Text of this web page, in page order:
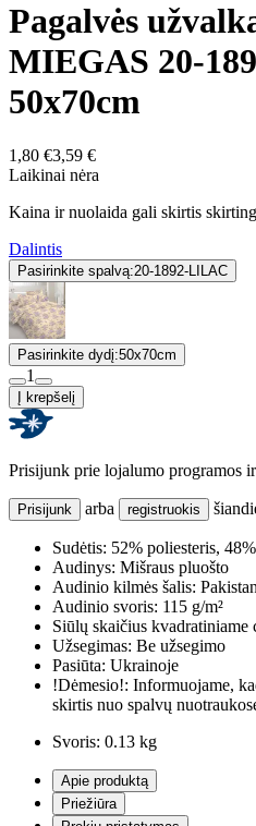
Pagalvės
MIEGAS 20-
50x70cm
1,80 €3,59 €
Laikinai nėra
Kaina ir nuolaida gali skirtis
Dalintis
Pasirinkite spalvą:20-1892-LILAC
Pasirinkite dydį:50x70cm
1
Į krepšelį
Prisijunk prie lojalumo programos
Prisijunk arba registruokis
Sudėtis: 52% poliesteris,
Audinys: Mišraus pluošto
Audinio kilmės šalis:
Audinio svoris: 115 g/m²
Siūlų skaičius kvadratiniame
Užsegimas: Be užsegimo
Pasiūta: Ukrainoje
!Dėmesio!: Informuojame,
skirtis nuo spalvų
Svoris: 0.13 kg
Apie produktą
Priežiūra